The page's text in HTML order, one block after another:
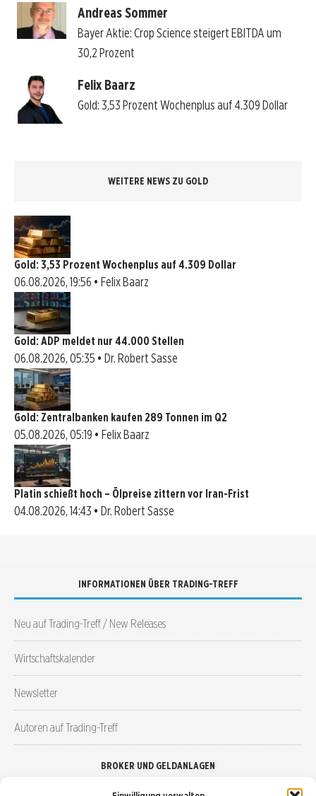
Andreas Sommer
Bayer Aktie: Crop Science steigert EBITDA um
30,2 Prozent
Felix Baarz
Gold: 3,53 Prozent Wochenplus auf 4.309 Dollar
WEITERE NEWS ZU GOLD
Gold: 3,53 Prozent Wochenplus auf 4.309 Dollar
06.08.2026, 19:56 • Felix Baarz
Gold: ADP meldet nur 44.000 Stellen
06.08.2026, 05:35 • Dr. Robert Sasse
Gold: Zentralbanken kaufen 289 Tonnen im Q2
05.08.2026, 05:19 • Felix Baarz
Platin schießt hoch – Ölpreise zittern vor Iran-Frist
04.08.2026, 14:43 • Dr. Robert Sasse
INFORMATIONEN ÜBER TRADING-TREFF
Neu auf Trading-Treff / New Releases
Wirtschaftskalender
Newsletter
Autoren auf Trading-Treff
BROKER UND GELDANLAGEN